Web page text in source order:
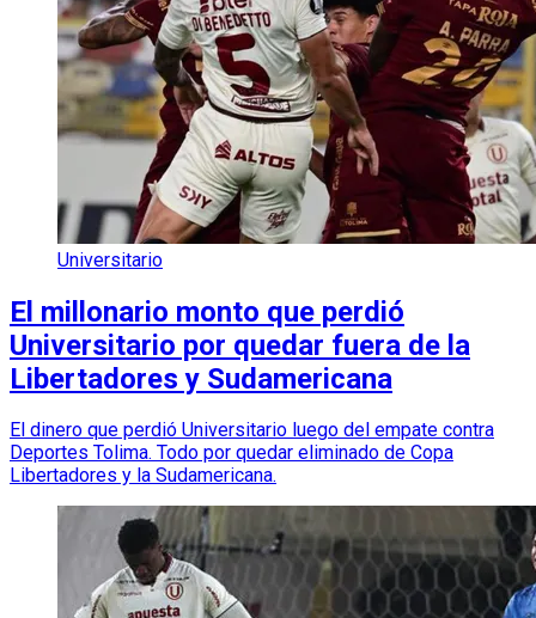
Universitario
El millonario monto que perdió
Universitario por quedar fuera de la
Libertadores y Sudamericana
El dinero que perdió Universitario luego del empate contra
Deportes Tolima. Todo por quedar eliminado de Copa
Libertadores y la Sudamericana.